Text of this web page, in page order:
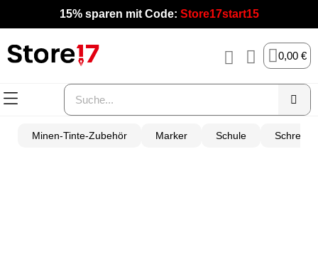
15% sparen mit Code: Store17start15
0,00 €
Minen-Tinte-Zubehör Marker Schule